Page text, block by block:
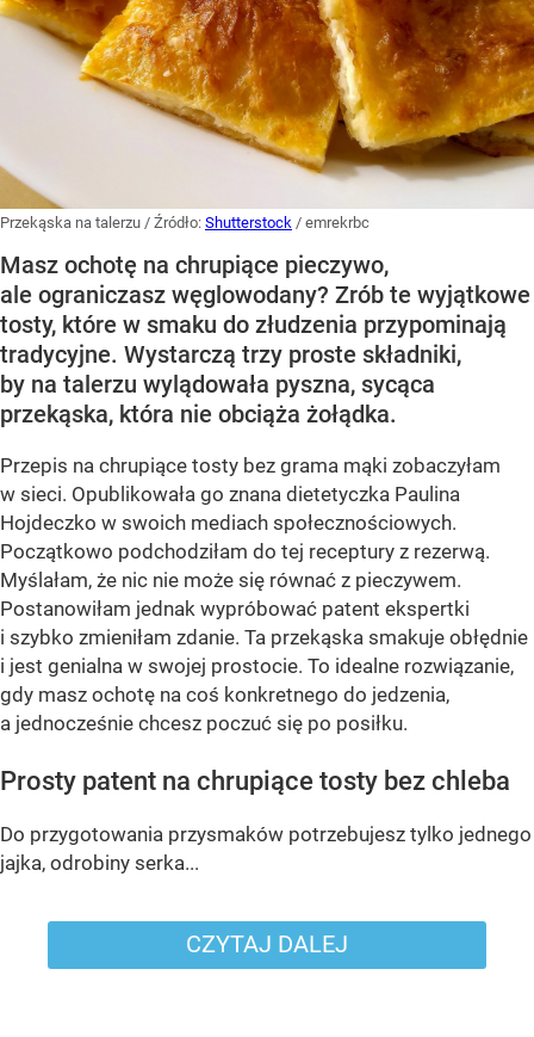
Przekąska na talerzu / Źródło: Shutterstock / emrekrbc
Masz ochotę na chrupiące pieczywo,
ale ograniczasz węglowodany? Zrób te wyjątkowe
tosty, które w smaku do złudzenia przypominają
tradycyjne. Wystarczą trzy proste składniki,
by na talerzu wylądowała pyszna, sycąca
przekąska, która nie obciąża żołądka.
Przepis na chrupiące tosty bez grama mąki zobaczyłam
w sieci. Opublikowała go znana dietetyczka Paulina
Hojdeczko w swoich mediach społecznościowych.
Początkowo podchodziłam do tej receptury z rezerwą.
Myślałam, że nic nie może się równać z pieczywem.
Postanowiłam jednak wypróbować patent ekspertki
i szybko zmieniłam zdanie. Ta przekąska smakuje obłędnie
i jest genialna w swojej prostocie. To idealne rozwiązanie,
gdy masz ochotę na coś konkretnego do jedzenia,
a jednocześnie chcesz poczuć się po posiłku.
Prosty patent na chrupiące tosty bez chleba
Do przygotowania przysmaków potrzebujesz tylko jednego
jajka, odrobiny serka...
CZYTAJ DALEJ